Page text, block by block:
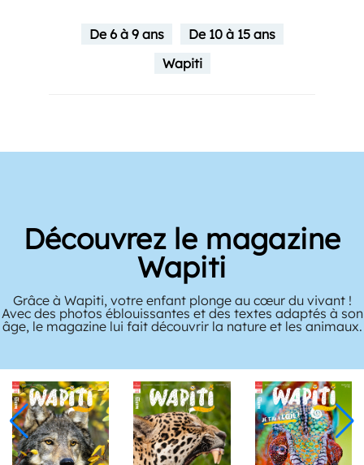
De 6 à 9 ans
De 10 à 15 ans
Wapiti
Découvrez le magazine
Wapiti
Grâce à Wapiti, votre enfant plonge au cœur du vivant !
Avec des photos éblouissantes et des textes adaptés à son
âge, le magazine lui fait découvrir la nature et les animaux.